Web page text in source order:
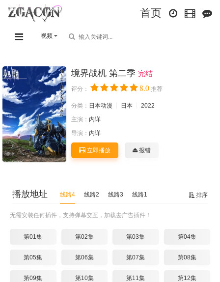
首页
视频
境界战机 第二季 完结
评分： 8.0 推荐
分类： 日本动漫 日本
2022
主演： 内详
导演： 内详
立即播放 报错
排序
播放地址 线路4 线路2 线路3 线路1
无需安装任何插件，支持弹幕交互，加载去广告插件！
第01集 第02集 第03集 第04集
第05集 第06集 第07集 第08集
第09集 第10集 第11集 第12集